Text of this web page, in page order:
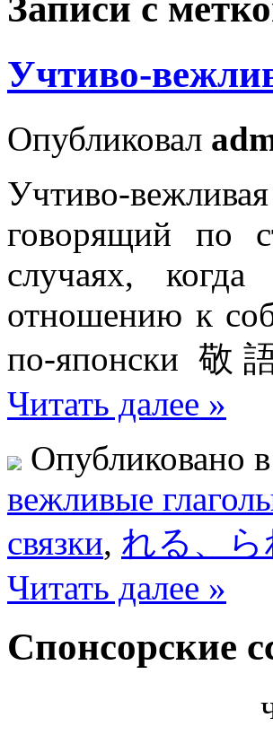
Учтиво-
Опубликовал
Учтиво-вежливая
говорящий по
случаях,
отношению к
по-японски 敬
Читать далее »
Опубликовано
вежливые
связки, れる、ら
Читать далее »
Спонсорские